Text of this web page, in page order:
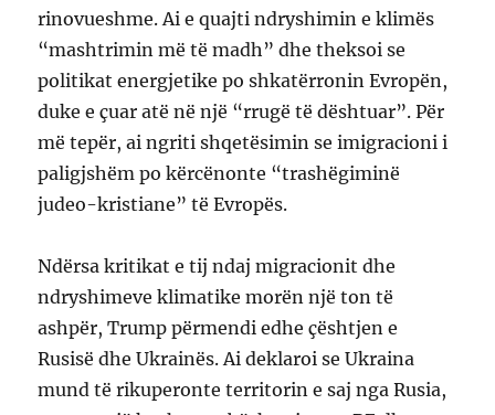
rinovueshme. Ai e quajti ndryshimin e klimës
“mashtrimin më të madh” dhe theksoi se
politikat energjetike po shkatërronin Evropën,
duke e çuar atë në një “rrugë të dështuar”. Për
më tepër, ai ngriti shqetësimin se imigracioni i
paligjshëm po kërcënonte “trashëgiminë
judeo-kristiane” të Evropës.
Ndërsa kritikat e tij ndaj migracionit dhe
ndryshimeve klimatike morën një ton të
ashpër, Trump përmendi edhe çështjen e
Rusisë dhe Ukrainës. Ai deklaroi se Ukraina
mund të rikuperonte territorin e saj nga Rusia,